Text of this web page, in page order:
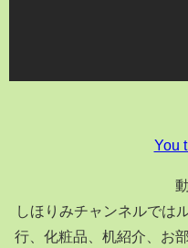
You
しほりみチャンネルでは
行、化粧品、机紹介、お